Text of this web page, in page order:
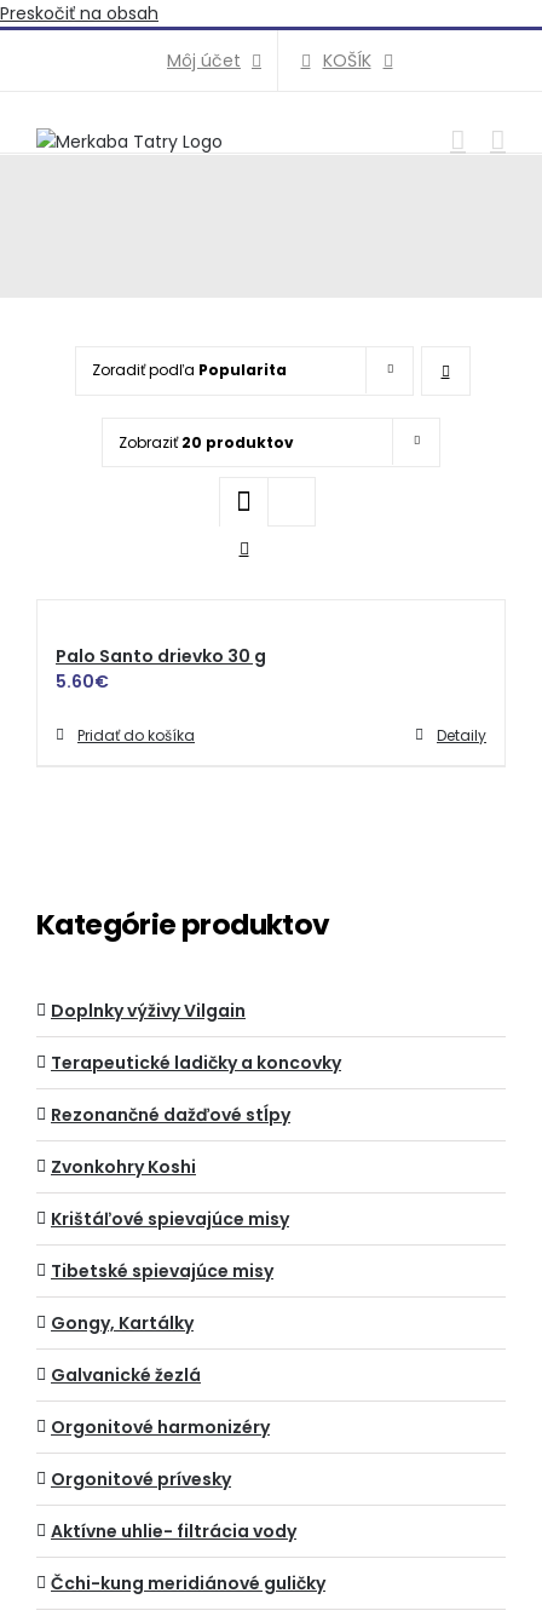
Preskočiť na obsah
Môj účet
KOŠÍK
Zoradiť podľa Popularita
Zobraziť20 produktov
Palo Santo drievko 30 g
5.60€
Pridať do košíka Detaily
Kategórie produktov
Doplnky výživy Vilgain
Terapeutické ladičky a koncovky
Rezonančné dažďové stĺpy
Zvonkohry Koshi
Krištáľové spievajúce misy
Tibetské spievajúce misy
Gongy, Kartálky
Galvanické žezlá
Orgonitové harmonizéry
Orgonitové prívesky
Aktívne uhlie- filtrácia vody
Čchi-kung meridiánové guličky